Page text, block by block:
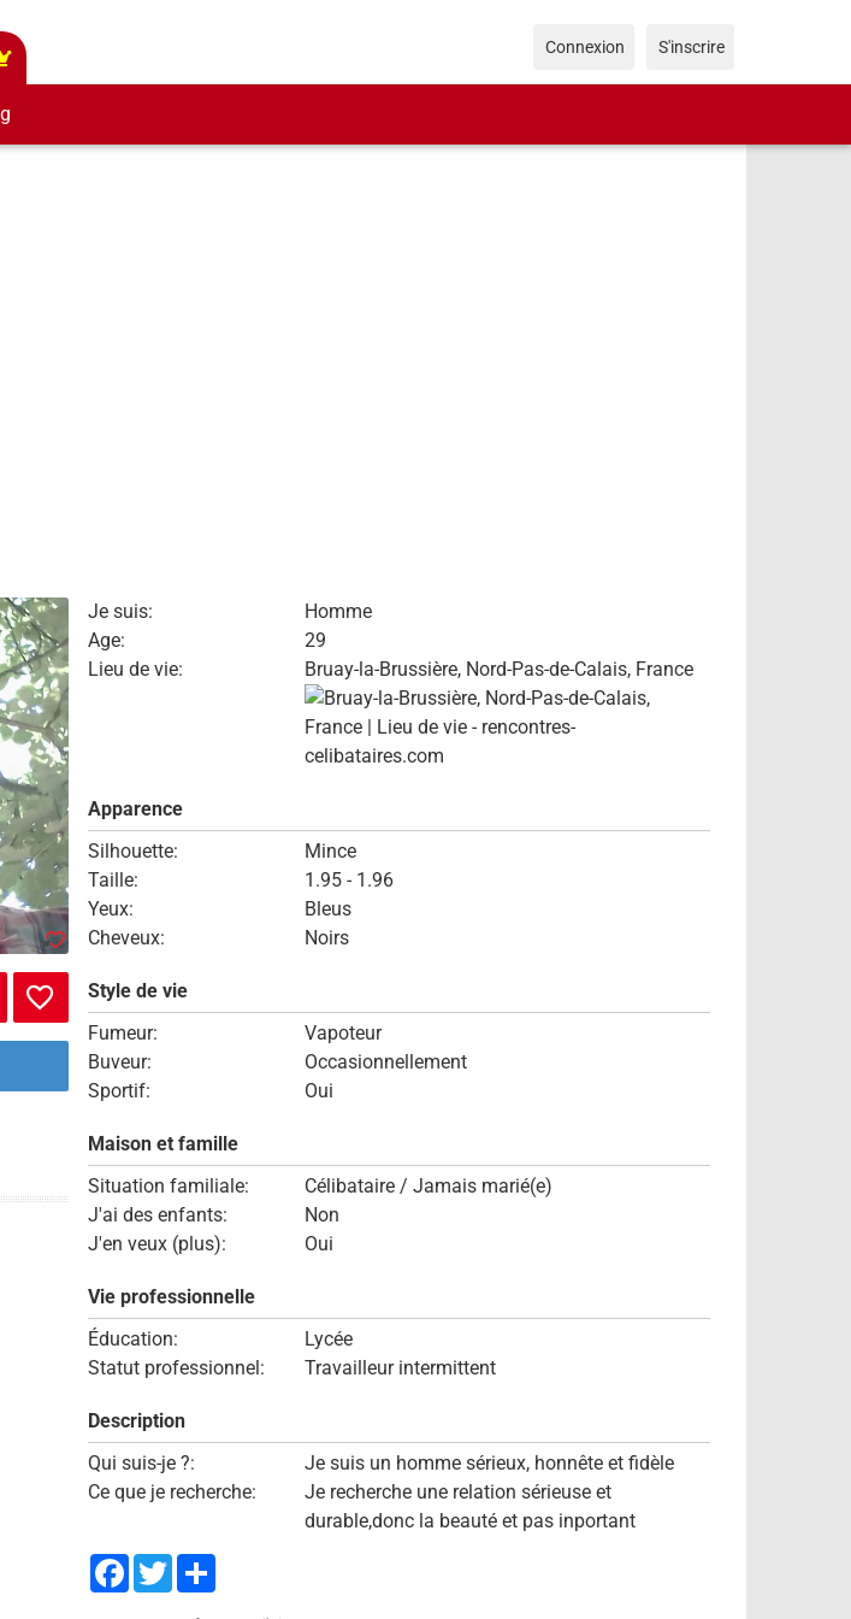
Connexion S'inscrire
Je suis:
Homme
Age:
29
Lieu de vie:
Bruay-la-Brussière, Nord-Pas-de-Calais, France
Apparence
Silhouette:
Mince
Taille:
1.95 - 1.96
Yeux:
Bleus
Cheveux:
Noirs
Style de vie
Fumeur:
Vapoteur
Buveur:
Occasionnellement
Sportif:
Oui
Maison et famille
Situation familiale:
Célibataire / Jamais marié(e)
J'ai des enfants:
Non
J'en veux (plus):
Oui
Vie professionnelle
Éducation:
Lycée
Statut professionnel:
Travailleur intermittent
Description
Qui suis-je ?:
Je suis un homme sérieux, honnête et fidèle
Ce que je recherche:
Je recherche une relation sérieuse et
durable,donc la beauté et pas inportant
Facebook
TwitterShare